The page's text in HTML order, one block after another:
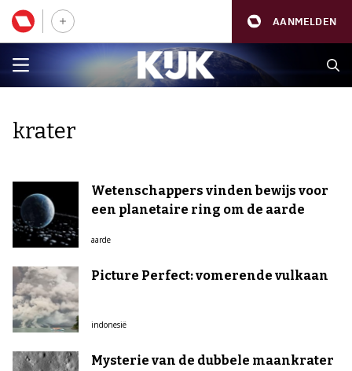
AANMELDEN
krater
Wetenschappers vinden bewijs voor
een planetaire ring om de aarde
aarde
Picture Perfect: vomerende vulkaan
indonesië
Mysterie van de dubbele maankrater